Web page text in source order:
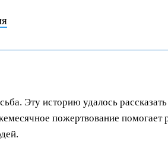
Эту историю удалось
пожертвование помогает